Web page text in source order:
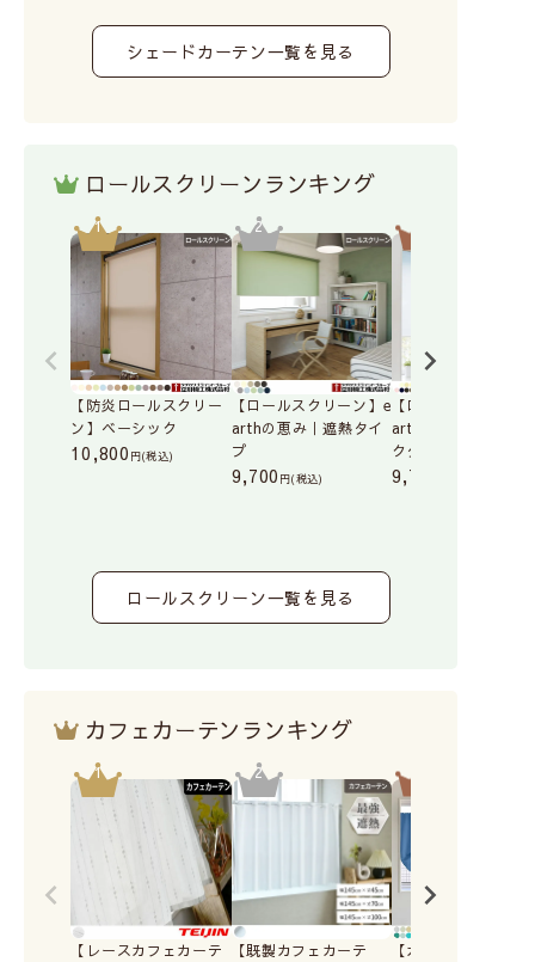
シェードカーテン一覧を見る
ロールスクリーンランキング
【防炎ロールスクリー
ン】ベーシック
10,800 (税込)
【ロールスクリーン】e
arthの恵み｜遮熱タイ
プ
9,700 (税込)
【ロールスクリーン
arthの恵み｜ベーシ
クタイプ
9,700
ロールスクリーン一覧を見る
カフェカーテンランキング
【レースカフェカーテ
【既製カフェカーテ
【カフェカーテン】